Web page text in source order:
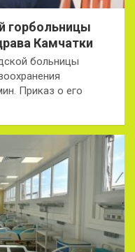
горбольницы
Камчатки
больницы
Приказ о его